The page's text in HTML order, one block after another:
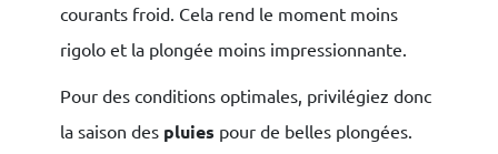
courants froid. Cela rend le moment moins
rigolo et la plongée moins impressionnante.
Pour des conditions optimales, privilégiez donc
la saison des pluies pour de belles plongées.